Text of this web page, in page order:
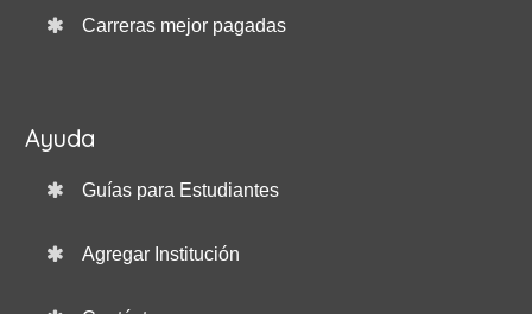
Carreras mejor pagadas
Ayuda
Guías para Estudiantes
Agregar Institución